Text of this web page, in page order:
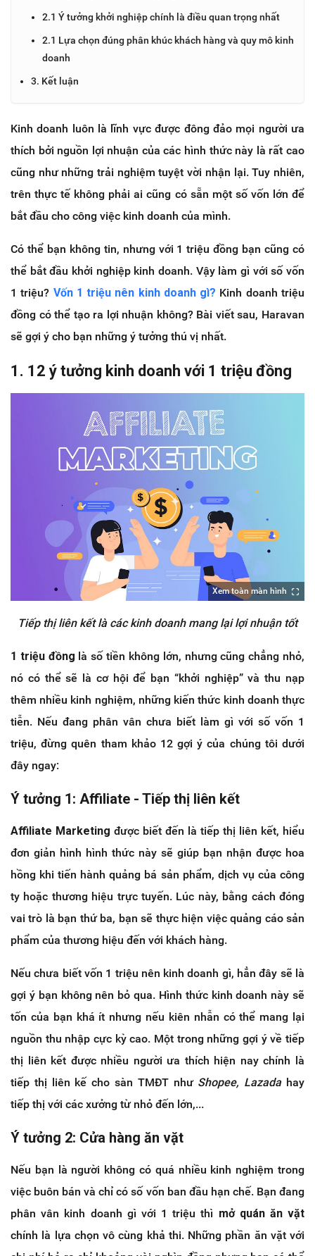
2.1 Ý tưởng khởi nghiệp chính là điều quan trọng nhất
2.1 Lựa chọn đúng phân khúc khách hàng và quy mô kinh
doanh
3. Kết luận
Kinh doanh luôn là lĩnh vực được đông đảo mọi người ưa
thích bởi nguồn lợi nhuận của các hình thức này là rất cao
cũng như những trải nghiệm tuyệt vời nhận lại. Tuy nhiên,
trên thực tế không phải ai cũng có sẵn một số vốn lớn để
bắt đầu cho công việc kinh doanh của mình.
Có thể bạn không tin, nhưng với 1 triệu đồng bạn cũng có
thể bắt đầu khởi nghiệp kinh doanh. Vậy làm gì với số vốn
1 triệu? Vốn 1 triệu nên kinh doanh gì? Kinh doanh triệu
đồng có thể tạo ra lợi nhuận không? Bài viết sau, Haravan
sẽ gợi ý cho bạn những ý tưởng thú vị nhất.
1. 12 ý tưởng kinh doanh với 1 triệu đồng
Xem toàn màn hình
Tiếp thị liên kết là các kinh doanh mang lại lợi nhuận tốt
1 triệu đồng là số tiền không lớn, nhưng cũng chẳng nhỏ,
nó có thể sẽ là cơ hội để bạn “khởi nghiệp” và thu nạp
thêm nhiều kinh nghiệm, những kiến thức kinh doanh thực
tiễn. Nếu đang phân vân chưa biết làm gì với số vốn 1
triệu, đừng quên tham khảo 12 gợi ý của chúng tôi dưới
đây ngay:
Ý tưởng 1: Affiliate - Tiếp thị liên kết
Affiliate Marketing được biết đến là tiếp thị liên kết, hiểu
đơn giản hình hình thức này sẽ giúp bạn nhận được hoa
hồng khi tiến hành quảng bá sản phẩm, dịch vụ của công
ty hoặc thương hiệu trực tuyến. Lúc này, bằng cách đóng
vai trò là bạn thứ ba, bạn sẽ thực hiện việc quảng cáo sản
phẩm của thương hiệu đến với khách hàng.
Nếu chưa biết vốn 1 triệu nên kinh doanh gì, hẳn đây sẽ là
gợi ý bạn không nên bỏ qua. Hình thức kinh doanh này sẽ
tốn của bạn khá ít nhưng nếu kiên nhẫn có thể mang lại
nguồn thu nhập cực kỳ cao. Một trong những gợi ý về tiếp
thị liên kết được nhiều người ưa thích hiện nay chính là
tiếp thị liên kế cho sàn TMĐT như Shopee, Lazada hay
tiếp thị với các xưởng từ nhỏ đến lớn,...
Ý tưởng 2: Cửa hàng ăn vặt
Nếu bạn là người không có quá nhiều kinh nghiệm trong
việc buôn bán và chỉ có số vốn ban đầu hạn chế. Bạn đang
phân vân kinh doanh gì với 1 triệu thì mở quán ăn vặt
chính là lựa chọn vô cùng khả thi. Những phần ăn vặt với